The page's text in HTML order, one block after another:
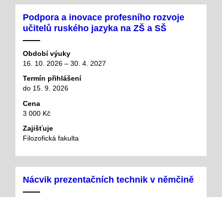
Podpora a inovace profesního rozvoje
učitelů ruského jazyka na ZŠ a SŠ
Období výuky
16. 10. 2026 – 30. 4. 2027
Termín přihlášení
do 15. 9. 2026
Cena
3 000 Kč
Zajišťuje
Filozofická fakulta
Nácvik prezentačních technik v němčině